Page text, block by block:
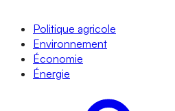
Politique agricole
Environnement
Économie
Énergie